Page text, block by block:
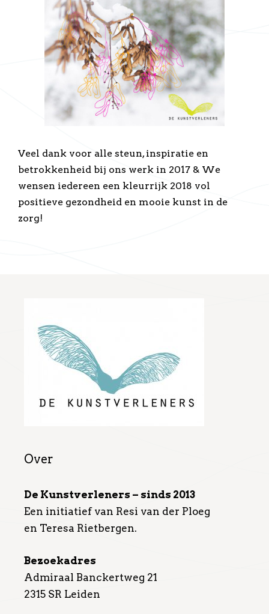
Veel dank voor alle steun, inspiratie en
betrokkenheid bij ons werk in 2017 & We
wensen iedereen een kleurrijk 2018 vol
positieve gezondheid en mooie kunst in de
zorg!
Over
De Kunstverleners – sinds 2013
Een initiatief van Resi van der Ploeg
en Teresa Rietbergen.
Bezoekadres
Admiraal Banckertweg 21
2315 SR Leiden